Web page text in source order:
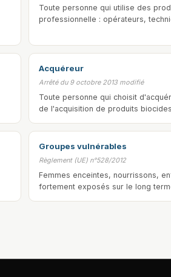
Toute personne qui utilise des
professionnelle : opérateurs,
Acquéreur
Arrêté du 9 octobre 2013 modifié
Toute personne qui choisit
de l'acquisition de produits
Groupes vulnérables
Règlement (UE) n°528/2012
Femmes enceintes, nourrissons,
fortement exposés sur le long